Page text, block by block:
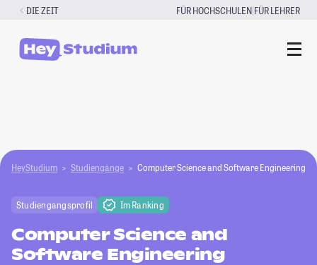
Zum
springen
DIE ZEIT FÜR HOCHSCHULEN|FÜR LEHRER
HeyStudium Studiengänge Computer Science and Software Engineering
Studiengangsprofil Im Ranking
Computer Science and
Software Engineering